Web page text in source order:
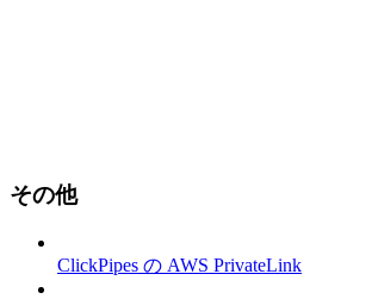
その他
ClickPipes の AWS PrivateLink